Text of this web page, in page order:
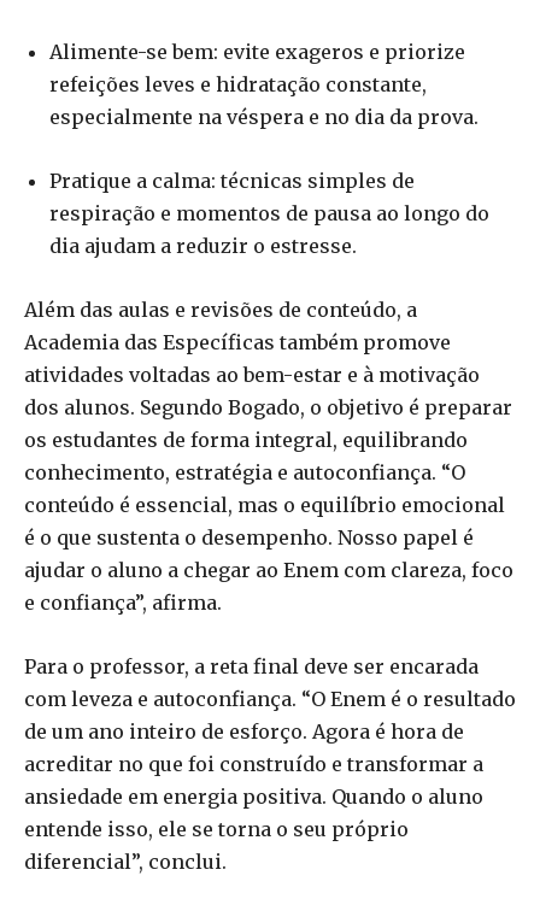
Alimente-se bem: evite exageros e priorize
refeições leves e hidratação constante,
especialmente na véspera e no dia da prova.
Pratique a calma: técnicas simples de
respiração e momentos de pausa ao longo do
dia ajudam a reduzir o estresse.
Além das aulas e revisões de conteúdo, a
Academia das Específicas também promove
atividades voltadas ao bem-estar e à motivação
dos alunos. Segundo Bogado, o objetivo é preparar
os estudantes de forma integral, equilibrando
conhecimento, estratégia e autoconfiança. “O
conteúdo é essencial, mas o equilíbrio emocional
é o que sustenta o desempenho. Nosso papel é
ajudar o aluno a chegar ao Enem com clareza, foco
e confiança”, afirma.
Para o professor, a reta final deve ser encarada
com leveza e autoconfiança. “O Enem é o resultado
de um ano inteiro de esforço. Agora é hora de
acreditar no que foi construído e transformar a
ansiedade em energia positiva. Quando o aluno
entende isso, ele se torna o seu próprio
diferencial”, conclui.